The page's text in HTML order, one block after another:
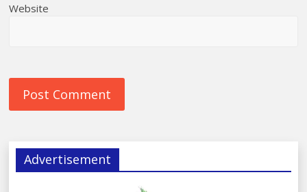
Website
Advertisement